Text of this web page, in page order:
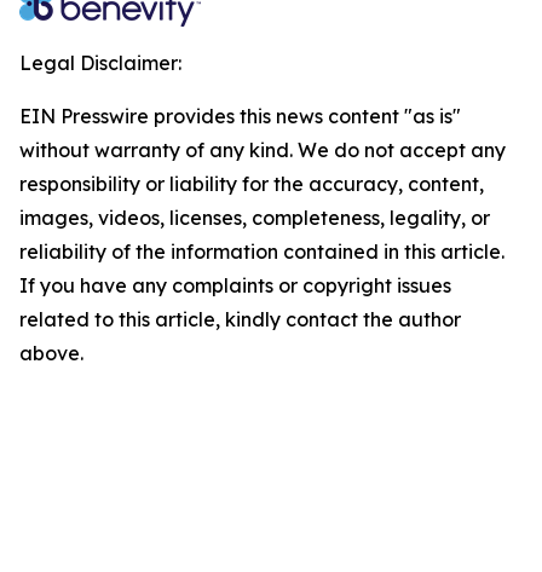
Legal Disclaimer:
EIN Presswire provides this news content "as is"
without warranty of any kind. We do not accept any
responsibility or liability for the accuracy, content,
images, videos, licenses, completeness, legality, or
reliability of the information contained in this article.
If you have any complaints or copyright issues
related to this article, kindly contact the author
above.